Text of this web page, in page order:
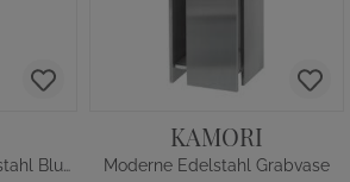
Klassische runde Edelstahl Blumenvase
KAMORI
Moderne Edelstahl Grabvase